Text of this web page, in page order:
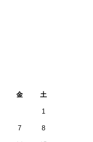
金 土
1
7 8